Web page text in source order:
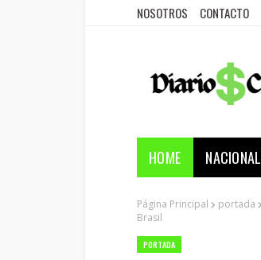
NOSOTROS CONTACTO
HOME NACIONAL
Página Principal portada
Brasil
PORTADA